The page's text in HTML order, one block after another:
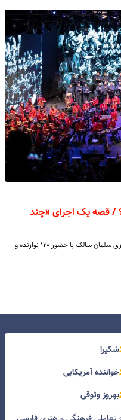
/ قصه یک اجرای «چند
کنسرت ارکستر بزرگ «مهربانی» به رهبری و آهنگسازی سلمان سالک با حضور ۱۲۰ نوازنده و
شکیرا
خواننده آمریکایی
بهروز وثوقی